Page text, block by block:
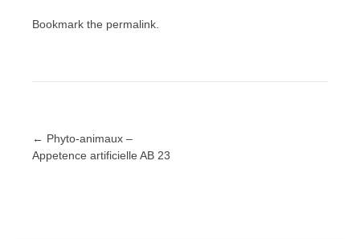
Bookmark the permalink
Post
navigation
← Phyto-animaux –
Appetence artificielle AB 23